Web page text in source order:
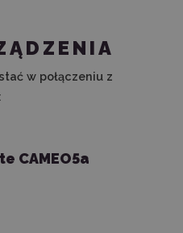
w połączeniu z
CAMEO5a